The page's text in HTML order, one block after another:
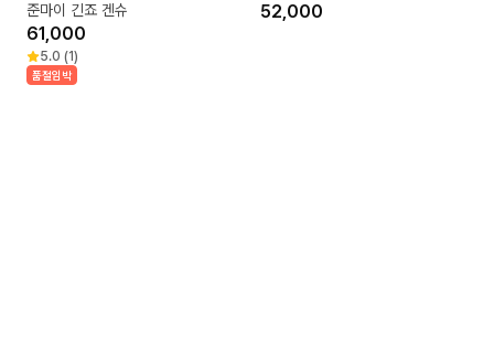
준마이 긴죠 겐슈
61,000
5.0 (1)
품절임박
52,000